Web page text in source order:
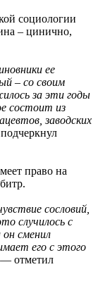
социологии
– цинично,
ее
– со своим
за эти годы
состоит из
заводских
право на
сословий,
случилось с
сменил
его с этого
отметил